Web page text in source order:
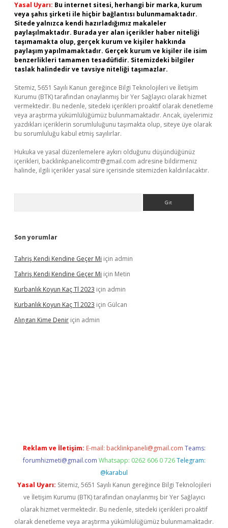
Yasal Uyarı: Bu internet sitesi, herhangi bir marka, kurum
veya şahıs şirketi ile hiçbir bağlantısı bulunmamaktadır.
Sitede yalnızca kendi hazırladığımız makaleler
paylaşılmaktadır. Burada yer alan içerikler haber niteliği
taşımamakta olup, gerçek kurum ve kişiler hakkında
paylaşım yapılmamaktadır. Gerçek kurum ve kişiler ile isim
benzerlikleri tamamen tesadüfidir. Sitemizdeki bilgiler
taslak halindedir ve tavsiye niteliği taşımazlar.
Sitemiz, 5651 Sayılı Kanun gereğince Bilgi Teknolojileri ve İletişim
Kurumu (BTK) tarafından onaylanmış bir Yer Sağlayıcı olarak hizmet
vermektedir. Bu nedenle, sitedeki içerikleri proaktif olarak denetleme
veya araştırma yükümlülüğümüz bulunmamaktadır. Ancak, üyelerimiz
yazdıkları içeriklerin sorumluluğunu taşımakta olup, siteye üye olarak
bu sorumluluğu kabul etmiş sayılırlar.
Hukuka ve yasal düzenlemelere aykırı olduğunu düşündüğünüz
içerikleri, backlinkpanelicomtr@gmail.com adresine bildirmeniz
halinde, ilgili içerikler yasal süre içerisinde sitemizden kaldırılacaktır.
Son yorumlar
Tahriş Kendi Kendine Geçer Mi için admin
Tahriş Kendi Kendine Geçer Mi için Metin
Kurbanlık Koyun Kaç Tl 2023 için admin
Kurbanlık Koyun Kaç Tl 2023 için Gülcan
Alıngan Kime Denir için admin
Reklam ve İletişim: E-mail: backlinkpaneli@gmail.com Teams:
forumhizmeti@gmail.com Whatsapp: 0262 606 0 726 Telegram:
@karabul
Yasal Uyarı: Sitemiz, 5651 Sayılı Kanun gereğince Bilgi Teknolojileri
ve İletişim Kurumu (BTK) tarafından onaylanmış bir Yer Sağlayıcı
olarak hizmet vermektedir. Bu nedenle, sitedeki içerikleri proaktif
olarak denetleme veya araştırma yükümlülüğümüz bulunmamaktadır.